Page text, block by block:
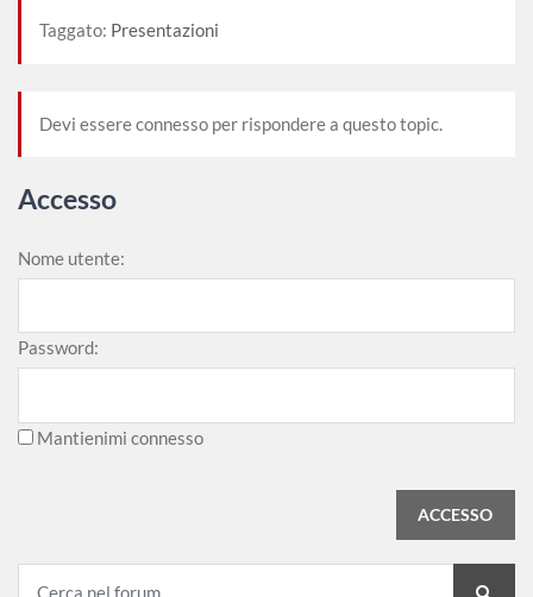
Taggato: Presentazioni
Devi essere connesso per rispondere a questo topic.
Accesso
Nome utente:
Password:
Mantienimi connesso
ACCESSO